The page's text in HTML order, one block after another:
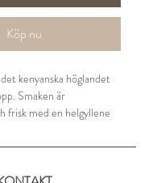
Köp nu
kenyanska höglandet
Smaken är
frisk med en helgyllene